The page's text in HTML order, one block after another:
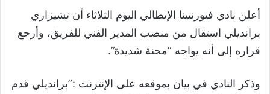
أعلن نادي فيورنتينا الإيطالي اليوم الثلاثاء أن تشيزاري
برانديلي استقال من منصب المدير الفني للفريق، وأرجع
قراره إلى أنه يواجه “محنة شديدة”.
وذكر النادي في بيان بموقعه على الإنترنت :”برانديلي قدم